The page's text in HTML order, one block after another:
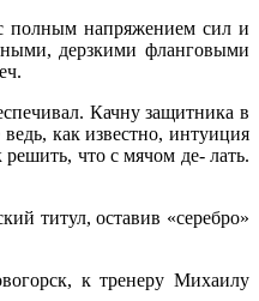
полным напряжением сил и
дерзкими фланговыми
Качну защитника в
как известно, интуиция
что с мячом де- лать.
титул, оставив «серебро»
к тренеру Михаилу